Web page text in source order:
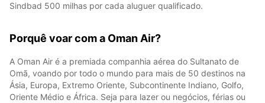
Sindbad 500 milhas por cada aluguer qualificado.
Porquê voar com a Oman Air?
A Oman Air é a premiada companhia aérea do Sultanato de
Omã, voando por todo o mundo para mais de 50 destinos na
Ásia, Europa, Extremo Oriente, Subcontinente Indiano, Golfo,
Oriente Médio e África. Seja para lazer ou negócios, férias ou